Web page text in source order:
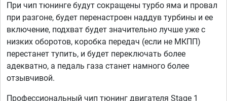
При чип тюнинге будут сокращены турбо яма и провал
при разгоне, будет перенастроен наддув турбины и ее
включение, подхват будет значительно лучше уже с
низких оборотов, коробка передач (если не МКПП)
перестанет тупить, и будет переключать более
адекватно, а педаль газа станет намного более
отзывчивой.
Профессиональный чип тюнинг двигателя Stage 1